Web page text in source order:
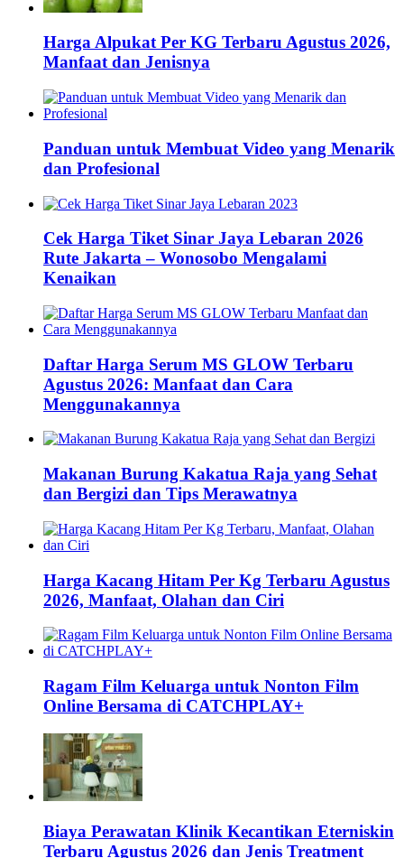
Harga Alpukat Per KG Terbaru Agustus 2026,
Manfaat dan Jenisnya
Panduan untuk Membuat Video yang Menarik
dan Profesional
Cek Harga Tiket Sinar Jaya Lebaran 2026
Rute Jakarta – Wonosobo Mengalami
Kenaikan
Daftar Harga Serum MS GLOW Terbaru
Agustus 2026: Manfaat dan Cara
Menggunakannya
Makanan Burung Kakatua Raja yang Sehat
dan Bergizi dan Tips Merawatnya
Harga Kacang Hitam Per Kg Terbaru Agustus
2026, Manfaat, Olahan dan Ciri
Ragam Film Keluarga untuk Nonton Film
Online Bersama di CATCHPLAY+
Biaya Perawatan Klinik Kecantikan Eterniskin
Terbaru Agustus 2026 dan Jenis Treatment